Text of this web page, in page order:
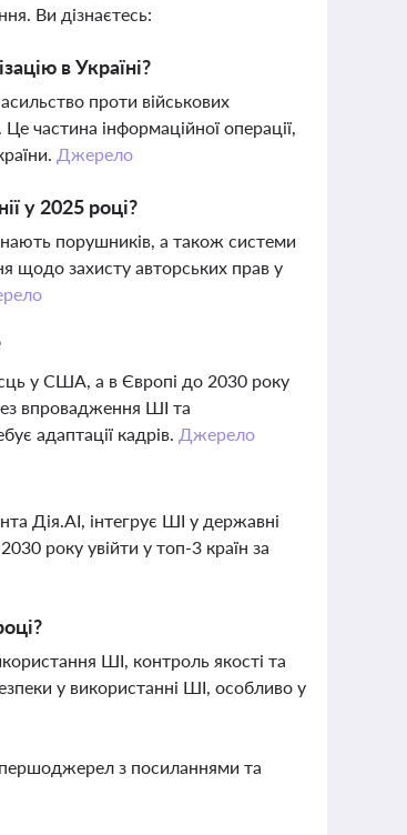
Ви дізнаєтесь:
в Україні?
проти військових
частина інформаційної операції,
Джерело
у 2025 році?
порушників, а також системи
щодо захисту авторських прав у
у США, а в Європі до 2030 року
впровадження ШІ та
адаптації кадрів. Джерело
Дія.AI, інтегрує ШІ у державні
року увійти у топ-3 країн за
ШІ, контроль якості та
у використанні ШІ, особливо у
з посиланнями та